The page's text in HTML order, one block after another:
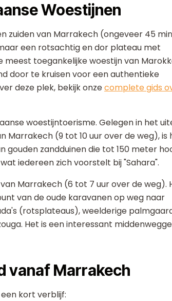
Woestijnen
zuiden van Marrakech (ongeveer 45
een rotsachtig en dor plateau met
toegankelijke woestijn van
door te kruisen voor een authentieke
deze plek, bekijk onzecomplete gids
woestijntoerisme. Gelegen in het
Marrakech (9 tot 10 uur over de weg), is
zandduinen die tot 150 meter
iedereen zich voorstelt bij "Sahara".
Marrakech (6 tot 7 uur over de weg).
van de oude karavanen op weg naar
(rotsplateaus), weelderige
Het is een interessant
vanaf Marrakech
kort verblijf: